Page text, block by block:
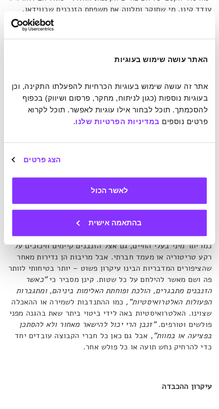
האתר עושה שימוש בעוגיות
פרטים נוספים במדיניות הפרטיות שלנו.
הצג פרטים
לאשר הכול
בהתאמה אישית
עודד קינן, מי שחוקר ומלווה את משפחת הזנבנים שבווידאו.
השאלה הזו מופנית לפרופסור אמוץ זהבי, ותשובתו פשוטה
"זה נחמד להיות בחברת ציפורים
ציפור אחרת בישראל".את הדוגמאות לחיי השיתוף אפשר לראות
בסירוק הנוצות תוך כדי היצמדות והידחקות זה אל זה. פעולת
סירוק הנוצות נקראת סינוץ והיא מתרחשת הן במסגרת קבוצתית
והן בין זוגות ציפורים.
מפתיע הוא מנהגם של הבכירים בהיררכיה לחלוק את מזונם עם
לקראת סוף הווידיאו מציג קינן את חילופי המשמרות בין
הזקיפים, כאשר הם כמעט רבים על הזכות להתנדב ולשמור על
כמו יתר מיני בעלי החיים, גם אצל הזנבנים קיימים חיכוכים על
רקע טריטוריה או מעמד חברתי. אבל מריבות הן נדירות מאחר
שהציפורים המדבריות הבינו עיקרון פשוט – יותר בטיחותי לוותר
פה ושם מאשר להילחם על כל שטות. קינן מסביר כי"כאשר
הזנבנים מתבגרים, הולכת ופוחתת האלימות ביניהם, ומתגברות
הפעולות האלטרואיסטיות", כמו ההתנדבות לשמירה או ההאכלה
שצוינו. האלטרואיסטיות באה לידי ביטוי ביתר שאת בהגנה מפני
פולשים וטורפים."זנבן הרי יכול להישאר מאחור ולא להסתכן
בפציעה או במוות", אבל גם כאן כל חברי הקבוצה עובדים יחד
כדי להרחיק נחש תועה או כל פולש אחר.
עיקרון ההכבדה